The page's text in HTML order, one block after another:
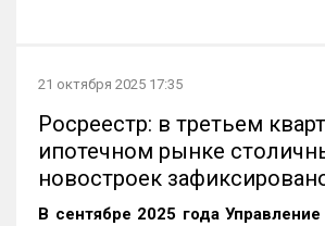
21 октября 2025 17:35
Росреестр: в третьем
ипотечном рынке
новостроек
В сентябре 2025 года